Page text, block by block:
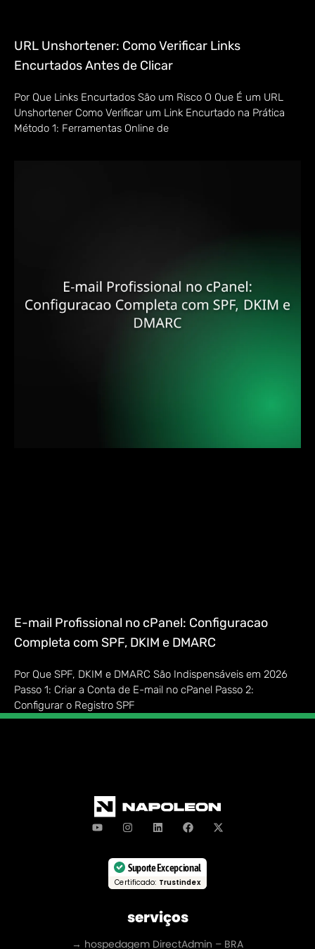
URL Unshortener: Como Verificar Links
Encurtados Antes de Clicar
Por Que Links Encurtados São um Risco O Que É um URL
Unshortener Como Verificar um Link Encurtado na Prática
Método 1: Ferramentas Online de
E-mail Profissional no cPanel: Configuracao
Completa com SPF, DKIM e DMARC
Por Que SPF, DKIM e DMARC São Indispensáveis em 2026
Passo 1: Criar a Conta de E-mail no cPanel Passo 2:
Configurar o Registro SPF
Suporte Excepcional
Certificado: Trustindex
serviços
→ hospedagem DirectAdmin – BRA